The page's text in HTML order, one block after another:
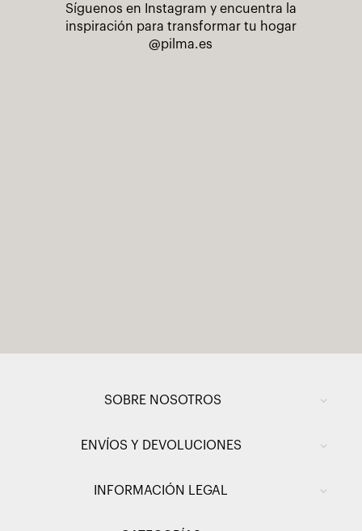
Síguenos en Instagram y encuentra la
inspiración para transformar tu hogar
@pilma.es
SOBRE NOSOTROS
ENVÍOS Y DEVOLUCIONES
INFORMACIÓN LEGAL